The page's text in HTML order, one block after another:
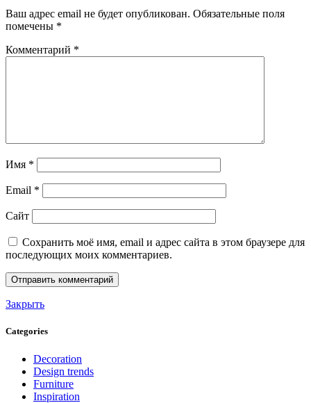
Ваш адрес email не будет опубликован. Обязательные поля
помечены *
Комментарий *
Имя *
Email *
Сайт
Сохранить моё имя, email и адрес сайта в этом браузере для
последующих моих комментариев.
Закрыть
Categories
Decoration
Design trends
Furniture
Inspiration